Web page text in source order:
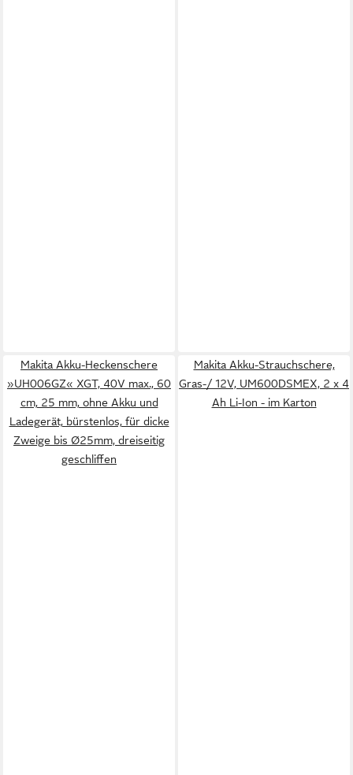
Makita Akku-Heckenschere
»UH006GZ« XGT, 40V max., 60
cm, 25 mm, ohne Akku und
Ladegerät, bürstenlos, für dicke
Zweige bis Ø25mm, dreiseitig
geschliffen
Makita Akku-Strauchschere,
Gras-/ 12V, UM600DSMEX, 2 x 4
Ah Li-Ion - im Karton